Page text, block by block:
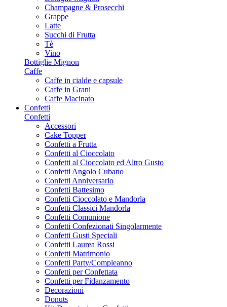
Champagne & Prosecchi
Grappe
Latte
Succhi di Frutta
Tè
Vino
Bottiglie Mignon
Caffe
Caffe in cialde e capsule
Caffe in Grani
Caffe Macinato
Confetti
Confetti
Accessori
Cake Topper
Confetti a Frutta
Confetti al Cioccolato
Confetti al Cioccolato ed Altro Gusto
Confetti Angolo Cubano
Confetti Anniversario
Confetti Battesimo
Confetti Cioccolato e Mandorla
Confetti Classici Mandorla
Confetti Comunione
Confetti Confezionati Singolarmente
Confetti Gusti Speciali
Confetti Laurea Rossi
Confetti Matrimonio
Confetti Party/Compleanno
Confetti per Confettata
Confetti per Fidanzamento
Decorazioni
Donuts